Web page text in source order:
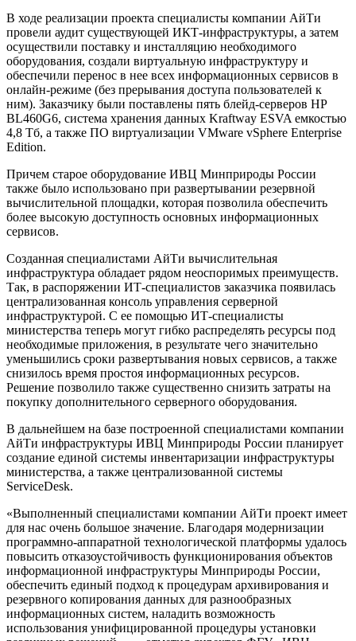
В ходе реализации проекта специалисты компании АйТи
провели аудит существующей ИКТ-инфраструктуры, а затем
осуществили поставку и инсталляцию необходимого
оборудования, создали виртуальную инфраструктуру и
обеспечили перенос в нее всех информационных сервисов в
онлайн-режиме (без прерывания доступа пользователей к
ним). Заказчику были поставлены пять блейд-серверов HP
BL460G6, система хранения данных Kraftway ESVA емкостью
4,8 Тб, а также ПО виртуализации VMware vSphere Enterprise
Edition.
Причем старое оборудование ИВЦ Минприроды России
также было использовано при развертывании резервной
вычислительной площадки, которая позволила обеспечить
более высокую доступность основных информационных
сервисов.
Созданная специалистами АйТи вычислительная
инфраструктура обладает рядом неоспоримых преимуществ.
Так, в распоряжении ИТ-специалистов заказчика появилась
централизованная консоль управления серверной
инфраструктурой. С ее помощью ИТ-специалисты
министерства теперь могут гибко распределять ресурсы под
необходимые приложения, в результате чего значительно
уменьшились сроки развертывания новых сервисов, а также
снизилось время простоя информационных ресурсов.
Решение позволило также существенно снизить затраты на
покупку дополнительного серверного оборудования.
В дальнейшем на базе построенной специалистами компании
АйТи инфраструктуры ИВЦ Минприроды России планирует
создание единой системы инвентаризации инфраструктуры
министерства, а также централизованной системы
ServiceDesk.
«Выполненный специалистами компании АйТи проект имеет
для нас очень большое значение. Благодаря модернизации
программно-аппаратной технологической платформы удалось
повысить отказоустойчивость функционирования объектов
информационной инфраструктуры Минприроды России,
обеспечить единый подход к процедурам архивирования и
резервного копирования данных для разнообразных
информационных систем, наладить возможность
использования унифицированной процедуры установки